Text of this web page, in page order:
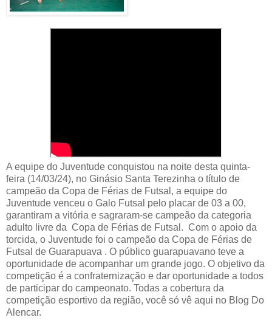
A equipe do Juventude conquistou na noite desta quinta-
feira (14/03/24), no Ginásio Santa Terezinha o título de
campeão da Copa de Férias de Futsal, a equipe do
Juventude venceu o Galo Futsal pelo placar de 03 a 00,
garantiram a vitória e sagraram-se campeão da categoria
adulto livre da Copa de Férias de Futsal. Com o apoio da
torcida, o Juventude foi o campeão da Copa de Férias de
Futsal de Guarapuava . O público guarapuavano teve a
oportunidade de acompanhar um grande jogo. O objetivo da
competição é a confraternização e dar oportunidade a todos
de participar do campeonato. Todas a cobertura da
competição esportivo da região, você só vê aqui no Blog Do
Alencar.